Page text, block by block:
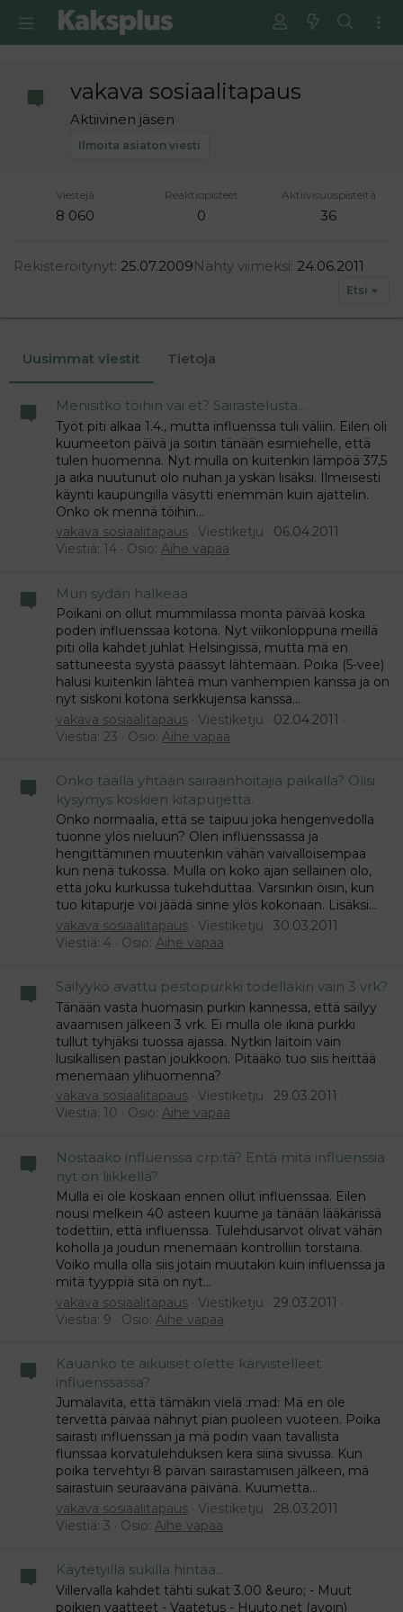
Ilmoita asiaton viesti
vakava sosiaalitapaus
Aktiivinen jäsen
Viestejä
8 060
Reaktiopisteet
0
Aktiivisuuspisteitä
36
Rekisteröitynyt 25.07.2009Nähty viimeksi 24.06.2011
Etsi
Uusimmat viestit Tietoja
Menisitkö töihin vai et? Sairastelusta...
Työt piti alkaa 1.4., mutta influenssa tuli väliin. Eilen oli
kuumeeton päivä ja soitin tänään esimiehelle, että
tulen huomenna. Nyt mulla on kuitenkin lämpöä 37,5
ja aika nuutunut olo nuhan ja yskän lisäksi. Ilmeisesti
käynti kaupungilla väsytti enemmän kuin ajattelin.
Onko ok mennä töihin...
vakava sosiaalitapaus
Viestiketju
06.04.2011
Viestiä: 14
Osio: Aihe vapaa
Mun sydän halkeaa
Poikani on ollut mummilassa monta päivää koska
poden influenssaa kotona. Nyt viikonloppuna meillä
piti olla kahdet juhlat Helsingissä, mutta mä en
sattuneesta syystä päässyt lähtemään. Poika (5-vee)
halusi kuitenkin lähteä mun vanhempien kanssa ja on
nyt siskoni kotona serkkujensa kanssa...
vakava sosiaalitapaus
Viestiketju
02.04.2011
Viestiä: 23
Osio: Aihe vapaa
Onko täällä yhtään sairaanhoitajia paikalla? Olisi
kysymys koskien kitapurjetta.
Onko normaalia, että se taipuu joka hengenvedolla
tuonne ylös nieluun? Olen influenssassa ja
hengittäminen muutenkin vähän vaivalloisempaa
kun nenä tukossa. Mulla on koko ajan sellainen olo,
että joku kurkussa tukehduttaa. Varsinkin öisin, kun
tuo kitapurje voi jäädä sinne ylös kokonaan. Lisäksi...
vakava sosiaalitapaus
Viestiketju
30.03.2011
Viestiä: 4
Osio: Aihe vapaa
Säilyykö avattu pestopurkki todellakin vain 3 vrk?
Tänään vasta huomasin purkin kannessa, että säilyy
avaamisen jälkeen 3 vrk. Ei mulla ole ikinä purkki
tullut tyhjäksi tuossa ajassa. Nytkin laitoin vain
lusikallisen pastan joukkoon. Pitääkö tuo siis heittää
menemään ylihuomenna?
vakava sosiaalitapaus
Viestiketju
29.03.2011
Viestiä: 10
Osio: Aihe vapaa
Nostaako influenssa crp:tä? Entä mitä influenssia
nyt on liikkellä?
Mulla ei ole koskaan ennen ollut influenssaa. Eilen
nousi melkein 40 asteen kuume ja tänään lääkärissä
todettiin, että influenssa. Tulehdusarvot olivat vähän
koholla ja joudun menemään kontrolliin torstaina.
Voiko mulla olla siis jotain muutakin kuin influenssa ja
mitä tyyppiä sitä on nyt...
vakava sosiaalitapaus
Viestiketju
29.03.2011
Viestiä: 9
Osio: Aihe vapaa
Kauanko te aikuiset olette kärvistelleet
influenssassa?
Jumalavita, että tämäkin vielä :mad: Mä en ole
tervettä päivää nähnyt pian puoleen vuoteen. Poika
sairasti influenssan ja mä podin vaan tavallista
flunssaa korvatulehduksen kera siinä sivussa. Kun
poika tervehtyi 8 päivän sairastamisen jälkeen, mä
sairastuin seuraavana päivänä. Kuumetta...
vakava sosiaalitapaus
Viestiketju
28.03.2011
Viestiä: 3
Osio: Aihe vapaa
Käytetyillä sukilla hintaa...
Villervalla kahdet tähti sukat 3.00 &euro; - Muut
poikien vaatteet - Vaatetus - Huuto.net (avoin)